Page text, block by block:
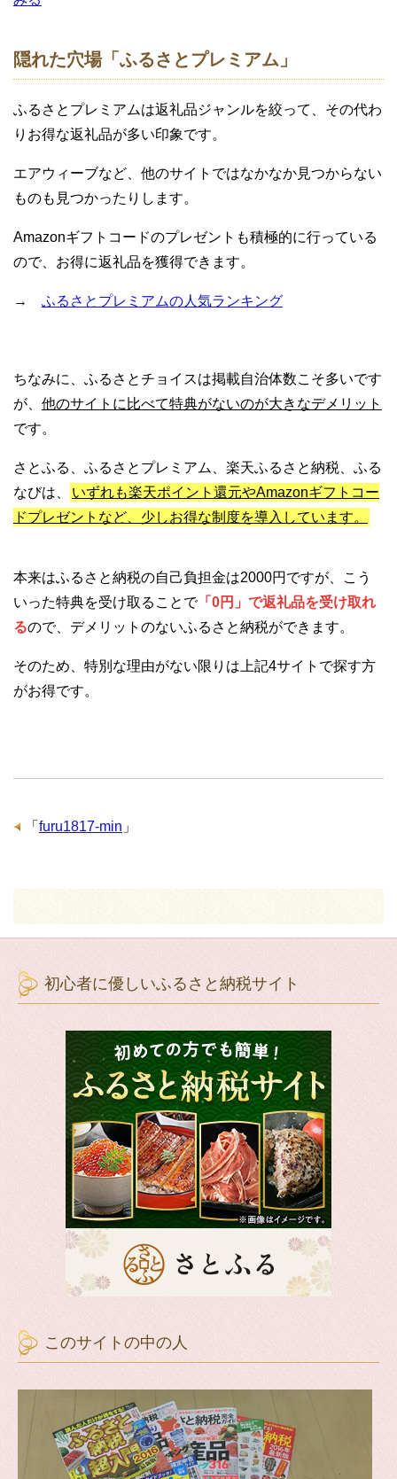
隠れた穴場「ふるさとプレミアム」
ふるさとプレミアムは返礼品ジャンルを絞って、その代わ
りお得な返礼品が多い印象です。
エアウィーブなど、他のサイトではなかなか見つからない
ものも見つかったりします。
Amazonギフトコードのプレゼントも積極的に行っている
ので、お得に返礼品を獲得できます。
→ ふるさとプレミアムの人気ランキング
ちなみに、ふるさとチョイスは掲載自治体数こそ多いです
が、 他のサイトに比べて特典がないのが大きなデメリット
です。
さとふる、ふるさとプレミアム、楽天ふるさと納税、ふる
なびは、
いずれも楽天ポイント還元やAmazonギフトコー
ドプレゼントなど、少しお得な制度を導入しています。
本来はふるさと納税の自己負担金は2000円ですが、こう
いった特典を受け取ることで「0円」で返礼品を受け取れ
るので、デメリットのないふるさと納税ができます。
そのため、特別な理由がない限りは上記4サイトで探す方
がお得です。
「 furu1817-min 」
初心者に優しいふるさと納税サイト
このサイトの中の人